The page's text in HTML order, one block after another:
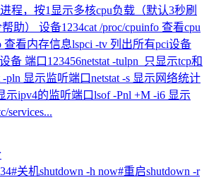
程，按1显示多核cpu负载（默认3秒刷
助） 设备1234cat /proc/cpuinfo 查看cpu
查看内存信息lspci -tv 列出所有pci设备
备 端口123456netstat -tulpn 只显示tcp和
-pln 显示监听端口netstat -s 显示网络统计
示ipv4的监听端口lsof -Pnl +M -i6 显示
services...
关机shutdown -h now#重启shutdown -r